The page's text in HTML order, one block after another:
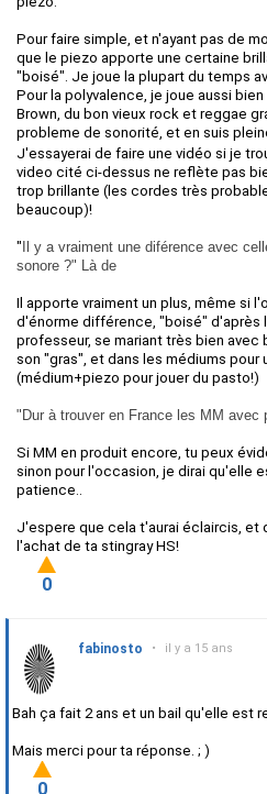
Pour faire simple, et n'ayant pas de
que le piezo apporte une certaine
"boisé". Je joue la plupart du temps
Pour la polyvalence, je joue aussi
Brown, du bon vieux rock et reggae
probleme de sonorité, et en suis
J'essayerai de faire une vidéo si je
video cité ci-dessus ne reflète pas
trop brillante (les cordes très
beaucoup)!
" Il y a vraiment une diférence avec
sonore ?" Là de
Il apporte vraiment un plus, même si
d'énorme différence, "boisé" d'après
professeur, se mariant très bien avec
son "gras", et dans les médiums pour
(médium+piezo pour jouer du pasto!)
"Dur à trouver en France les MM avec
Si MM en produit encore, tu peux
sinon pour l'occasion, je dirai qu'elle
patience..
J'espere que cela t'aurai éclaircis, et
l'achat de ta stingray HS!
0
fabinosto • il y a 15 ans
Bah ça fait 2 ans et un bail qu'elle est
Mais merci pour ta réponse. ; )
0